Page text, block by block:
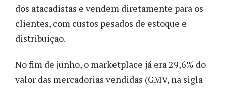
dos atacadistas e vendem diretamente para os
clientes, com custos pesados de estoque e
distribuição.
No fim de junho, o marketplace já era 29,6% do
valor das mercadorias vendidas (GMV, na sigla